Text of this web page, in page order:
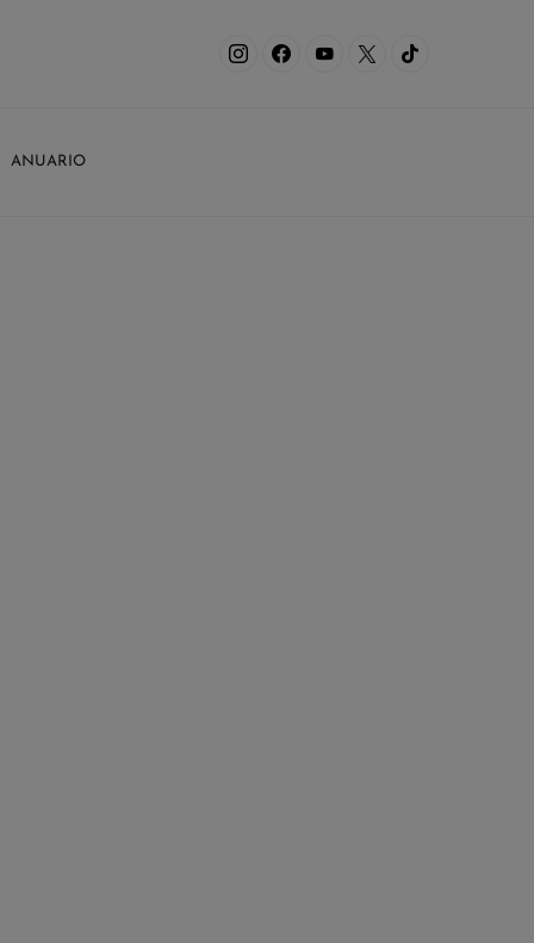
ANUARIO